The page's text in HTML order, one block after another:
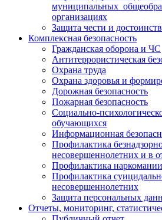
муниципальных
организациях
Защита чести и
Комплексная безопасность
Гражданская оборона и ЧС
Антитеррористическая
Охрана труда
Охрана здоровья и
Дорожная безопасность
Пожарная безопасность
Социально-
обучающихся
Информационная
Профилактика
несовершеннолетних и в
Профилактика
Профилактика
несовершеннолетних
Защита персональных
Отчеты, мониторинг,